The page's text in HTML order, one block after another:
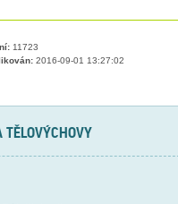
11723
2016-09-01 13:27:02